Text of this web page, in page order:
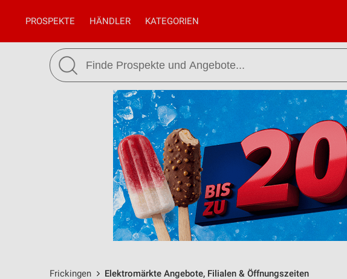
PROSPEKTE HÄNDLER KATEGORIEN
Frickingen Elektromärkte Angebote, Filialen & Öffnungszeiten